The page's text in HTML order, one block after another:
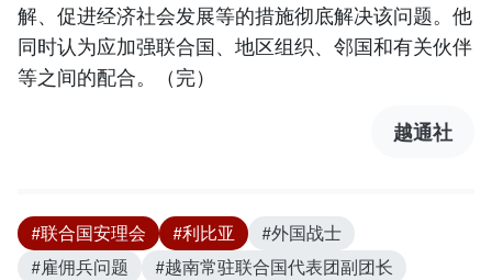
解、促进经济社会发展等的措施彻底解决该问题。他
同时认为应加强联合国、地区组织、邻国和有关伙伴
等之间的配合。（完）
越通社
#联合国安理会 #利比亚
#外国战士
#雇佣兵问题
#越南常驻联合国代表团副团长